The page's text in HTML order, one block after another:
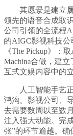
其愿景是建立属
领先的语音合成取
公司引领的全流程
的AIGC影视科技公
《The Pickup》：
Machina合做，建
互式文娱内容中的
人工智能手艺正
鸿沟。影视公司、
去需要数周以至数
注入强大动能。完
张”的环节逾越。